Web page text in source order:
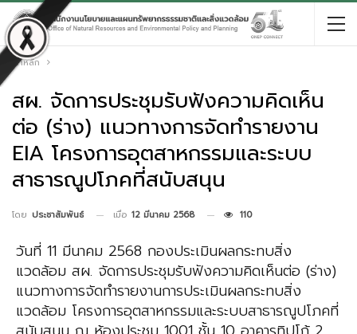
หน้าหลัก
สผ. จัดการประชุมรับฟังความคิดเห็น
ต่อ (ร่าง) แนวทางการจัดทำรายงาน
EIA โครงการอุตสาหกรรมและระบบ
สาธารณูปโภคที่สนับสนุน
โดย ประชาสัมพันธ์ เมื่อ 12 มีนาคม 2568 110
วันที่ 11 มีนาคม 2568 กองประเมินผลกระทบสิ่ง
แวดล้อม สผ. จัดการประชุมรับฟังความคิดเห็นต่อ (ร่าง)
แนวทางการจัดทำรายงานการประเมินผลกระทบสิ่ง
แวดล้อม โครงการอุตสาหกรรมและระบบสาธารณูปโภคที่